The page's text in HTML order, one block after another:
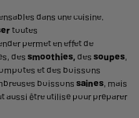
dans une cuisine.
toutes
permet en effet de
des smoothies, des soupes
et des boissons
boissons saines , mais
aussi être utilisé pour préparer